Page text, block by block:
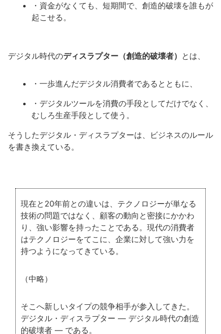
・資金がなくても、短期間で、創造的破壊を誰もが
起こせる。
デジタル時代のディスラプター（創造的破壊者） とは、
・一歩進んだデジタル消費者であるとともに、
・デジタルツールを消費の手段としてだけでなく、
むしろ生産手段として使う。
そうしたデジタル・ディスラプターは、ビジネスのルール
を書き換えている。
現在と20年前との違いは、テクノロジーが単なる
技術の問題ではなく、顧客の動向と密接にかかわ
り、強い影響を持ったことである。現代の消費者
はテクノロジーをてこに、企業に対して強い力を
持つようになってきている。
（中略）
そこへ新しいタイプの競争相手が参入してきた。
デジタル・ディスラプター ― デジタル時代の創造
的破壊者 ― である。